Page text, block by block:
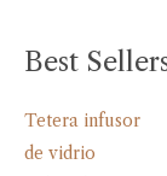
Best
Tetera infusor
de vidrio